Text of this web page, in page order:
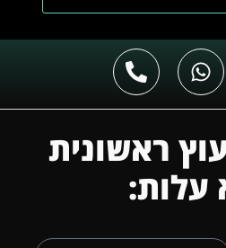
ראשונית
עלות: